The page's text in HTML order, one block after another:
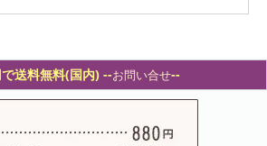
送料無料(国内) --お問い合せ--